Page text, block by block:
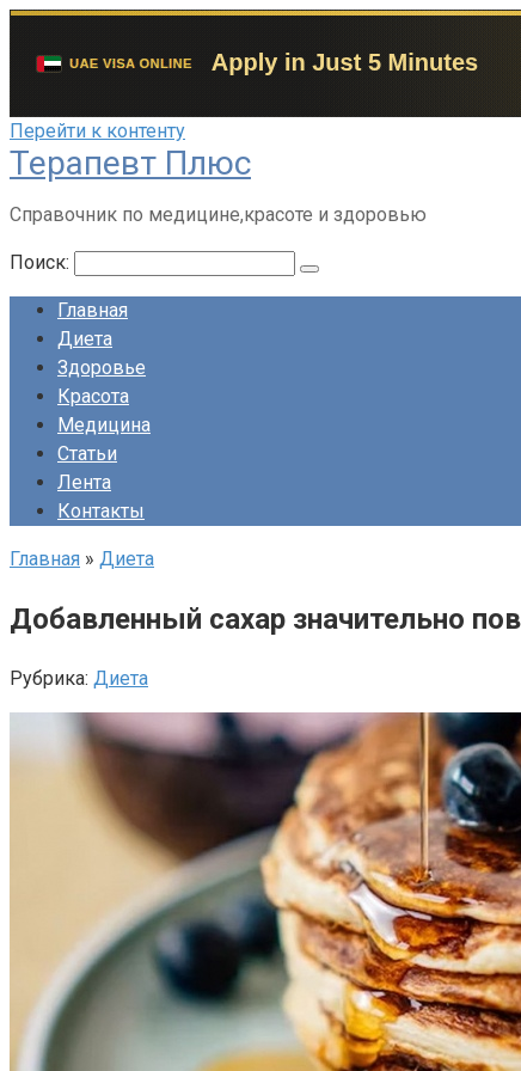
Перейти к контенту
Терапевт Плюс
Справочник по медицине,красоте и здоровью
Поиск:
Главная
Диета
Здоровье
Красота
Медицина
Статьи
Лента
Контакты
Главная » Диета
Добавленный сахар значительно
Рубрика: Диета